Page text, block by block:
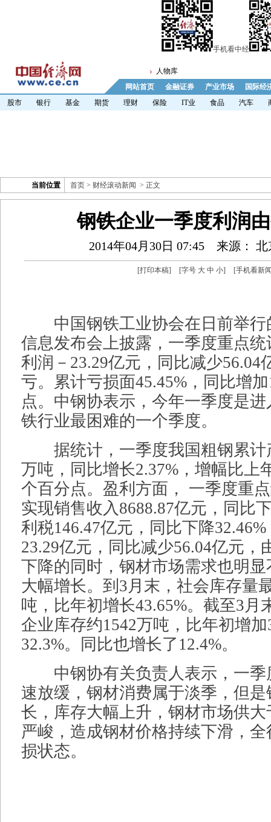
手机看中经
人物库
网站首页
金融证券 产业市场
国际经
股市
银行 基金 期货 理财 保险 IT业 食品 汽车
当前位置 首页 > 财经滚动新闻 > 正文
钢铁企业一季度利润
2014年04月30日 07:45 来源：
[打印本稿] [字号 大 中 小] [手机看新
中国钢铁工业协会在日前举行
信息发布会上披露，一季度重点
利润－23.29亿元，同比减少56.04
亏。累计亏损面45.45%，同比增
点。中钢协表示，今年一季度是
铁行业最困难的一个季度。
据统计，一季度我国粗钢累计
万吨，同比增长2.37%，增幅比上
个百分点。盈利方面， 一季度重
实现销售收入8688.87亿元，同比
利税146.47亿元，同比下降
23.29亿元，同比减少56.04亿元，
下降的同时，钢材市场需求也明
大幅增长。到3月末，社会库存量
吨，比年初增长43.65%。截至3月
企业库存约1542万吨，比年初增
32.3%。同比也增长了12.4%。
中钢协有关负责人表示，一季
速放缓，钢材消费属于淡季，但
长，库存大幅上升，钢材市场供
严峻，造成钢材价格持续下滑，
损状态。